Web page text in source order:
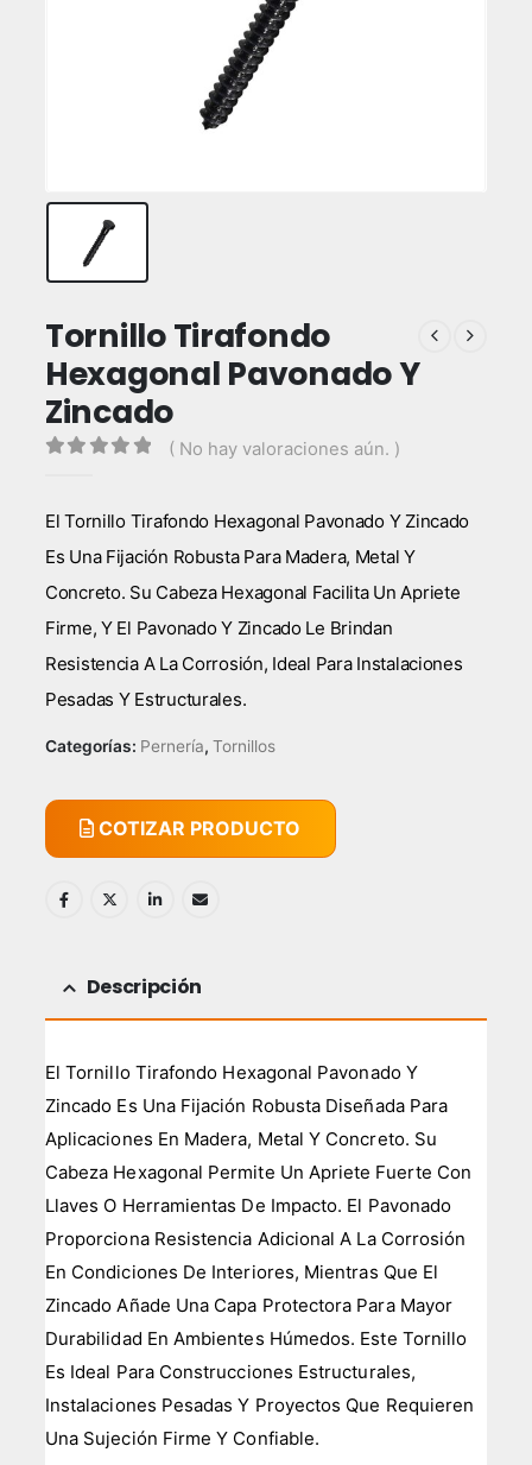
Tornillo Tirafondo
Hexagonal Pavonado Y
Zincado
( No hay valoraciones aún. )
El Tornillo Tirafondo Hexagonal Pavonado Y Zincado
Es Una Fijación Robusta Para Madera, Metal Y
Concreto. Su Cabeza Hexagonal Facilita Un Apriete
Firme, Y El Pavonado Y Zincado Le Brindan
Resistencia A La Corrosión, Ideal Para Instalaciones
Pesadas Y Estructurales.
Categorías: Pernería, Tornillos
COTIZAR PRODUCTO
Descripción
El Tornillo Tirafondo Hexagonal Pavonado Y
Zincado Es Una Fijación Robusta Diseñada Para
Aplicaciones En Madera, Metal Y Concreto. Su
Cabeza Hexagonal Permite Un Apriete Fuerte Con
Llaves O Herramientas De Impacto. El Pavonado
Proporciona Resistencia Adicional A La Corrosión
En Condiciones De Interiores, Mientras Que El
Zincado Añade Una Capa Protectora Para Mayor
Durabilidad En Ambientes Húmedos. Este Tornillo
Es Ideal Para Construcciones Estructurales,
Instalaciones Pesadas Y Proyectos Que Requieren
Una Sujeción Firme Y Confiable.